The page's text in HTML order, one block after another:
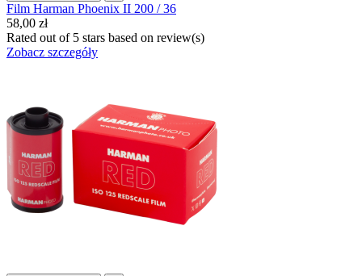
Film Harman Phoenix II 200 / 36
58,00 zł
Rated out of 5 stars based on review(s)
Zobacz szczegóły